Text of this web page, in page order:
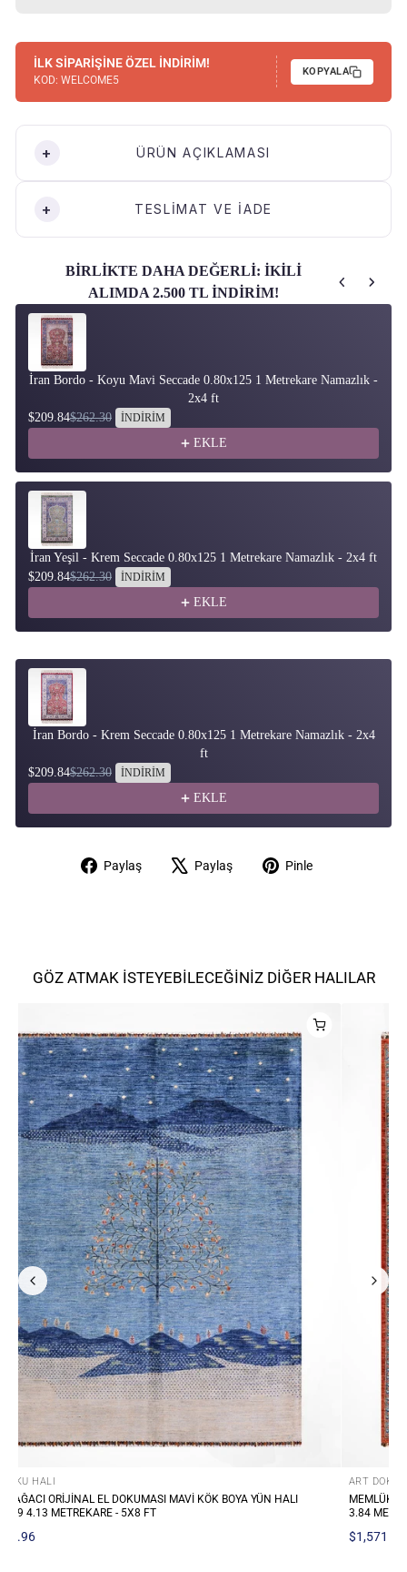
İLK SİPARİŞİNE ÖZEL İNDİRİM!
KOD: WELCOME5
KOPYALA
ÜRÜN AÇIKLAMASI
TESLİMAT VE İADE
BİRLİKTE DAHA DEĞERLİ: İKİLİ
ALIMDA 2.500 TL İNDİRİM!
Use the Previous and Next buttons to navigate through product
İran Bordo - Koyu Mavi Seccade 0.80x125 1 Metrekare Namazlık -
2x4 ft
$209.84$262.30 İNDİRİM
EKLE
İran Yeşil - Krem Seccade 0.80x125 1 Metrekare Namazlık - 2x4 ft
$209.84$262.30 İNDİRİM
EKLE
İran Bordo - Krem Seccade 0.80x125 1 Metrekare Namazlık - 2x4
ft
$209.84$262.30 İNDİRİM
EKLE
Paylaş
Facebook'ta
Paylaş
X'te
Pinle
GÖZ ATMAK İSTEYEBILECEĞINIZ DIĞER HALILAR
HALI
ORIJINAL EL DOKUMASI MULTI KÖK BOYA YÜN HALI 172X223
- 5X8 FT
ART DOKU
SULTANI
KÖK BOYA
$1,319.90